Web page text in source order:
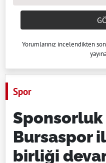
Yorumlarınız incelendikten
Spor
Sponsorluk
Bursaspor
birliği